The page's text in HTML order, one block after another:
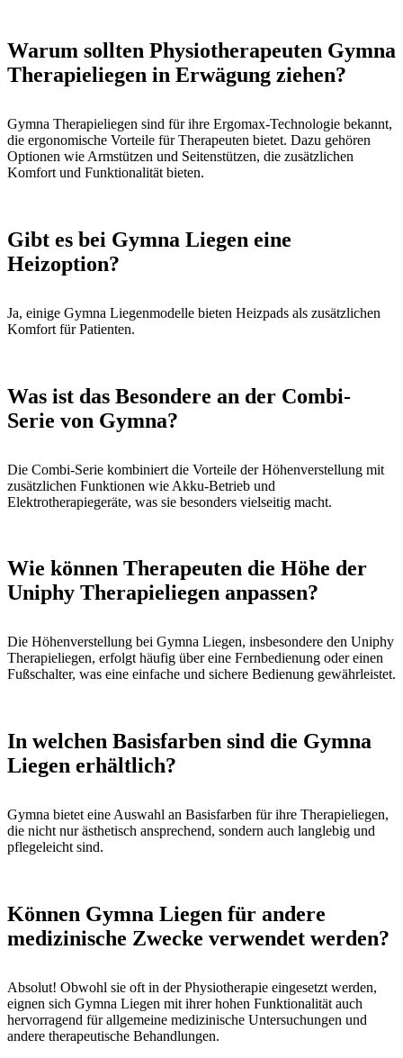
Warum sollten Physiotherapeuten Gymna
Therapieliegen in Erwägung ziehen?
Gymna Therapieliegen sind für ihre Ergomax-Technologie bekannt,
die ergonomische Vorteile für Therapeuten bietet. Dazu gehören
Optionen wie Armstützen und Seitenstützen, die zusätzlichen
Komfort und Funktionalität bieten.
Gibt es bei Gymna Liegen eine
Heizoption?
Ja, einige Gymna Liegenmodelle bieten Heizpads als zusätzlichen
Komfort für Patienten.
Was ist das Besondere an der Combi-
Serie von Gymna?
Die Combi-Serie kombiniert die Vorteile der Höhenverstellung mit
zusätzlichen Funktionen wie Akku-Betrieb und
Elektrotherapiegeräte, was sie besonders vielseitig macht.
Wie können Therapeuten die Höhe der
Uniphy Therapieliegen anpassen?
Die Höhenverstellung bei Gymna Liegen, insbesondere den Uniphy
Therapieliegen, erfolgt häufig über eine Fernbedienung oder einen
Fußschalter, was eine einfache und sichere Bedienung gewährleistet.
In welchen Basisfarben sind die Gymna
Liegen erhältlich?
Gymna bietet eine Auswahl an Basisfarben für ihre Therapieliegen,
die nicht nur ästhetisch ansprechend, sondern auch langlebig und
pflegeleicht sind.
Können Gymna Liegen für andere
medizinische Zwecke verwendet werden?
Absolut! Obwohl sie oft in der Physiotherapie eingesetzt werden,
eignen sich Gymna Liegen mit ihrer hohen Funktionalität auch
hervorragend für allgemeine medizinische Untersuchungen und
andere therapeutische Behandlungen.